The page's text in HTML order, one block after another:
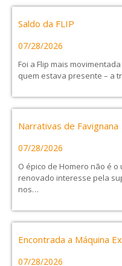
Saldo da FLIP
07/28/2026
Foi a Flip mais
quem estava presente – a
Narrativas de Favignana
07/28/2026
O épico de Homero não é
renovado interesse pela
nos…
Encontrada a Máquina
07/28/2026